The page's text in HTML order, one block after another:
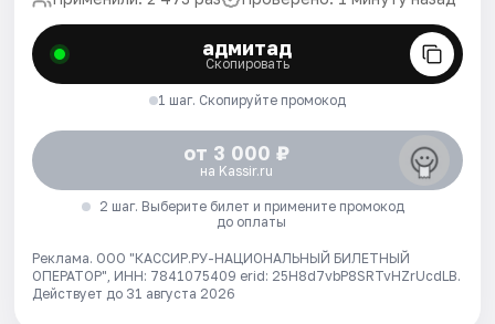
адмитад
Скопировать
1 шаг. Скопируйте промокод
от 3 000 ₽
на Kassir.ru
2 шаг. Выберите билет и примените промокод
до оплаты
Реклама. ООО "КАССИР.РУ-НАЦИОНАЛЬНЫЙ БИЛЕТНЫЙ
ОПЕРАТОР", ИНН: 7841075409 erid: 25H8d7vbP8SRTvHZrUcdLB.
Действует до 31 августа 2026